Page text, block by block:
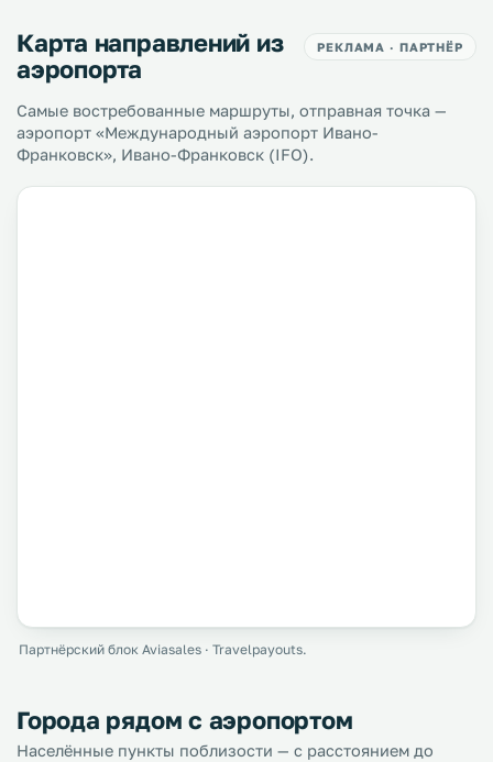
Карта направлений из
аэропорта
РЕКЛАМА · ПАРТНЁР
Самые востребованные маршруты, отправная точка —
аэропорт «Международный аэропорт Ивано-
Франковск», Ивано-Франковск (IFO).
Партнёрский блок Aviasales · Travelpayouts.
Города рядом с аэропортом
Населённые пункты поблизости — с расстоянием до